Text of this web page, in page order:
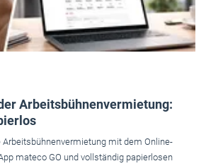
Arbeitsbühnenvermietung:
mit dem Online-
mateco GO und vollständig papierlosen